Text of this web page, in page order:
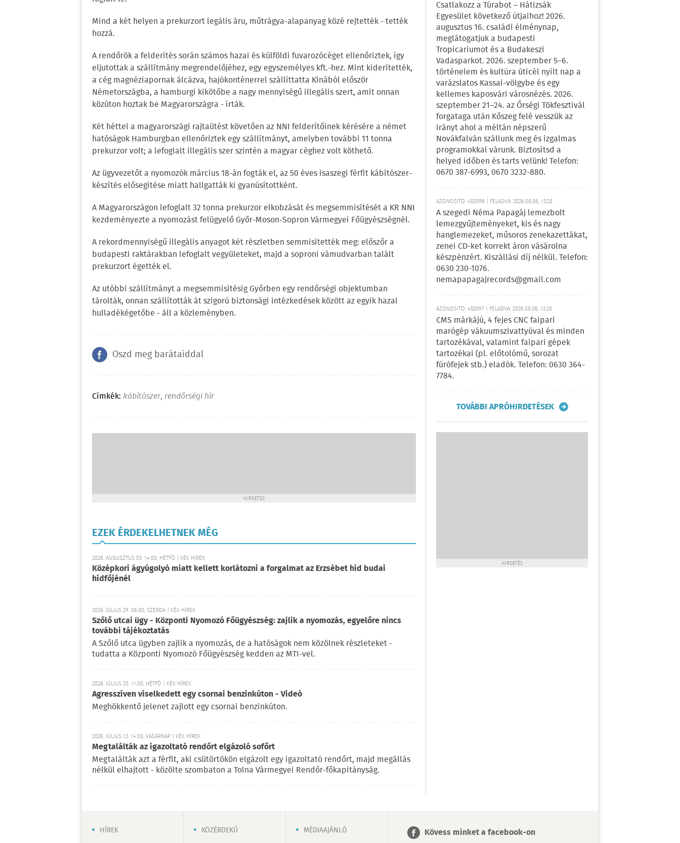
Mind a két helyen a prekurzort legális áru, műtrágya-alapanyag közé rejtették - tették
hozzá.
A rendőrök a felderítés során számos hazai és külföldi fuvarozócéget ellenőriztek, így
eljutottak a szállítmány megrendelőjéhez, egy egyszemélyes kft.-hez. Mint kiderítették,
a cég magnéziapornak álcázva, hajókonténerrel szállíttatta Kínából először
Németországba, a hamburgi kikötőbe a nagy mennyiségű illegális szert, amit onnan
közúton hoztak be Magyarországra - írták.
Két héttel a magyarországi rajtaütést követően az NNI felderítőinek kérésére a német
hatóságok Hamburgban ellenőriztek egy szállítmányt, amelyben további 11 tonna
prekurzor volt; a lefoglalt illegális szer szintén a magyar céghez volt köthető.
Az ügyvezetőt a nyomozók március 18-án fogták el, az 50 éves isaszegi férfit kábítószer-
készítés elősegítése miatt hallgatták ki gyanúsítottként.
A Magyarországon lefoglalt 32 tonna prekurzor elkobzását és megsemmisítését a KR NNI
kezdeményezte a nyomozást felügyelő Győr-Moson-Sopron Vármegyei Főügyészségnél.
A rekordmennyiségű illegális anyagot két részletben semmisítették meg: előszőr a
budapesti raktárakban lefoglalt vegyületeket, majd a soproni vámudvarban talált
prekurzort égették el.
Az utóbbi szállítmányt a megsemmisítésig Győrben egy rendőrségi objektumban
tárolták, onnan szállították át szigorú biztonsági intézkedések között az egyik hazai
hulladékégetőbe - áll a közleményben.
Oszd meg barátaiddal
Címkék: kábítószer, rendőrségi hír
HIRDETÉS
EZEK ÉRDEKELHETNEK MÉG
2026. AUGUSZTUS 03. 14:00, HÉTFŐ | KÉK HÍREK
Középkori ágyúgolyó miatt kellett korlátozni a forgalmat az Erzsébet híd budai
hídfőjénél
2026. JÚLIUS 29. 06:00, SZERDA | KÉK HÍREK
Szőlő utcai ügy - Központi Nyomozó Főügyészség: zajlik a nyomozás, egyelőre nincs
további tájékoztatás
A Szőlő utca ügyben zajlik a nyomozás, de a hatóságok nem közölnek részleteket -
tudatta a Központi Nyomozó Főügyészség kedden az MTI-vel.
2026. JÚLIUS 20. 11:00, HÉTFŐ | KÉK HÍREK
Agresszíven viselkedett egy csornai benzinkúton - Videó
Meghökkentő jelenet zajlott egy csornai benzinkúton.
2026. JÚLIUS 12. 14:00, VASÁRNAP | KÉK HÍREK
Megtalálták az igazoltató rendőrt elgázoló sofőrt
Megtalálták azt a férfit, aki csütörtökön elgázolt egy igazoltató rendőrt, majd megállás
nélkül elhajtott - közölte szombaton a Tolna Vármegyei Rendőr-főkapitányság.
Csatlakozz a Túrabot – Hátizsák
Egyesület következő útjaihoz! 2026.
augusztus 16. családi élménynap,
meglátogatjuk a budapesti
Tropicariumot és a Budakeszi
Vadasparkot. 2026. szeptember 5–6.
történelem és kultúra úticél nyílt nap a
varázslatos Kassai-völgybe és egy
kellemes kaposvári városnézés. 2026.
szeptember 21–24. az Őrségi Tökfesztivál
forgataga után Kőszeg felé vesszük az
irányt ahol a méltán népszerű
Novákfalván szállunk meg és izgalmas
programokkal várunk. Biztosítsd a
helyed időben és tarts velünk! Telefon:
0670 387-6993, 0670 3232-880.
AZONOSÍTÓ: 452096 | FELADVA: 2026.08.06, 13:28
A szegedi Néma Papagáj lemezbolt
lemezgyűjteményeket, kis és nagy
hanglemezeket, műsoros zenekazettákat,
zenei CD-ket korrekt áron vásárolna
készpénzért. Kiszállási díj nélkül. Telefon:
0630 230-1076.
nemapapagajrecords@gmail.com
AZONOSÍTÓ: 452097 | FELADVA: 2026.08.06, 13:28
CMS márkájú, 4 fejes CNC faipari
marógép vákuumszivattyúval és minden
tartozékával, valamint faipari gépek
tartozékai (pl. előtolómű, sorozat
fúrófejek stb.) eladók. Telefon: 0630 364-
7784.
TOVÁBBI APRÓHIRDETÉSEK
HIRDETÉS
HÍREK
KÖZÉRDEKŰ
MÉDIAAJÁNLÓ
Kövess minket a facebook-on